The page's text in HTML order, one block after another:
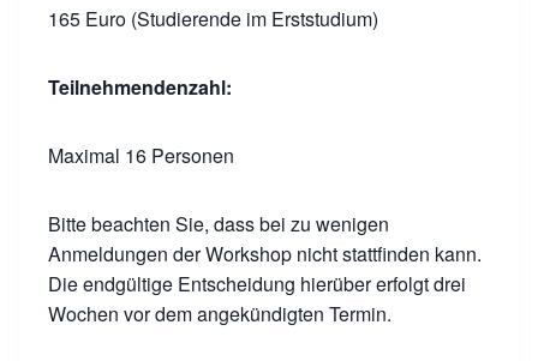
165 Euro (Studierende im Erststudium)
Teilnehmendenzahl:
Maximal 16 Personen
Bitte beachten Sie, dass bei zu wenigen
Anmeldungen der Workshop nicht stattfinden kann.
Die endgültige Entscheidung hierüber erfolgt drei
Wochen vor dem angekündigten Termin.